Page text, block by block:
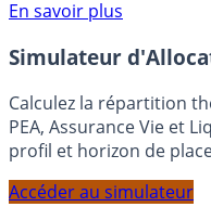
Voir conditions sur la
En savoir plus
Simulateur
Calculez la répartition
profil et horizon de